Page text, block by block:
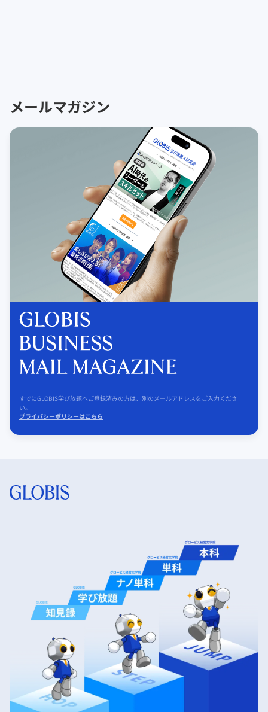
メールマガジン
すでにGLOBIS学び放題へご登録済みの方は、別のメールアドレスをご入力くださ
い。
プライバシーポリシーはこちら